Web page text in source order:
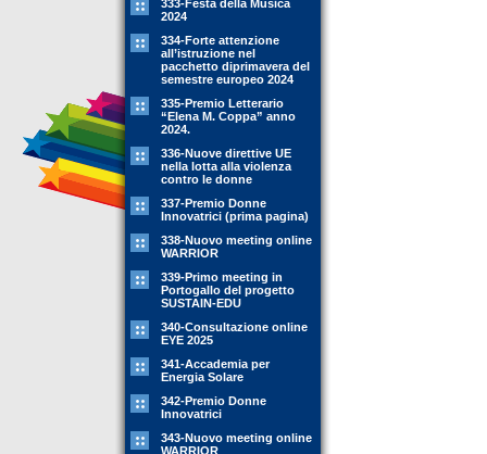
333-Festa della Musica
2024
334-Forte attenzione
all’istruzione nel
pacchetto diprimavera del
semestre europeo 2024
335-Premio Letterario
“Elena M. Coppa” anno
2024.
336-Nuove direttive UE
nella lotta alla violenza
contro le donne
337-Premio Donne
Innovatrici (prima pagina)
338-Nuovo meeting online
WARRIOR
339-Primo meeting in
Portogallo del progetto
SUSTAIN-EDU
340-Consultazione online
EYE 2025
341-Accademia per
Energia Solare
342-Premio Donne
Innovatrici
343-Nuovo meeting online
WARRIOR